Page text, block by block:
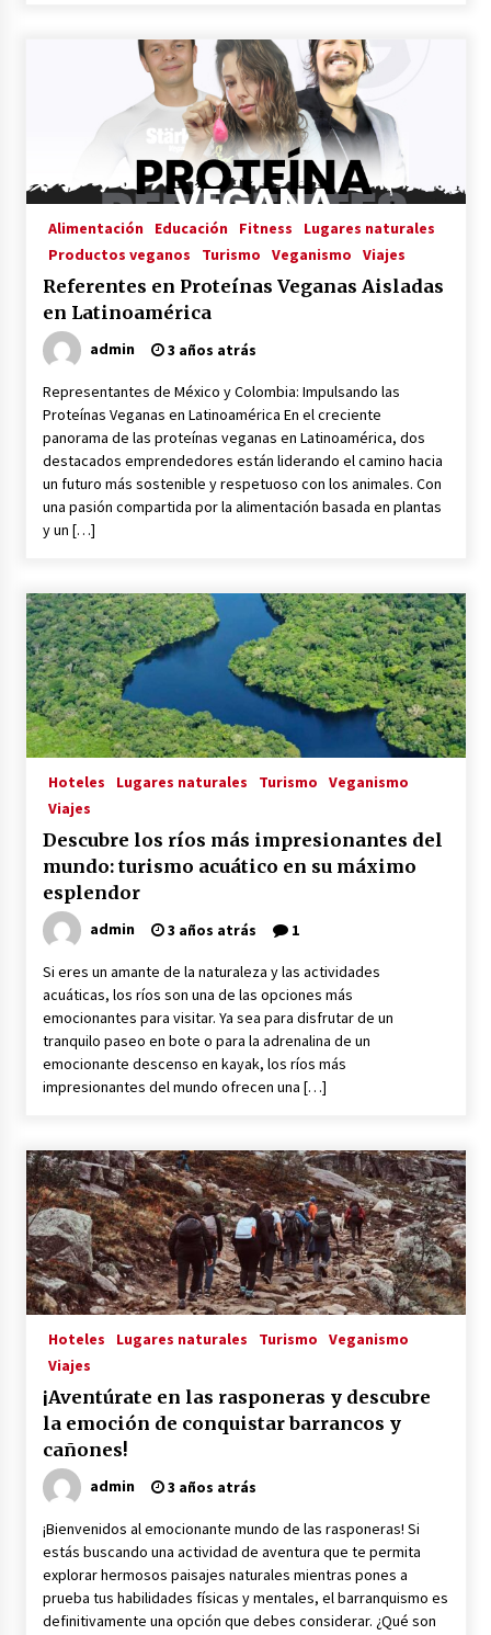
Viajeros Veganos
3 años atrás
Gwoaw: La Primera Red Social Vegana
3 años atrás
Alimentación Educación Fitness
Lugares naturales
Productos veganos
Turismo Veganismo Viajes
Referentes en Proteínas Veganas Aisladas
en Latinoamérica
admin 3 años atrás
Representantes de México y Colombia: Impulsando las
Proteínas Veganas en Latinoamérica En el creciente
panorama de las proteínas veganas en Latinoamérica, dos
destacados emprendedores están liderando el camino hacia
un futuro más sostenible y respetuoso con los animales. Con
una pasión compartida por la alimentación basada en plantas
y un […]
Hoteles Lugares naturales Turismo
Veganismo
Viajes
Descubre los ríos más impresionantes del
mundo: turismo acuático en su máximo
esplendor
admin 3 años atrás 1
Si eres un amante de la naturaleza y las actividades
acuáticas, los ríos son una de las opciones más
emocionantes para visitar. Ya sea para disfrutar de un
tranquilo paseo en bote o para la adrenalina de un
emocionante descenso en kayak, los ríos más
impresionantes del mundo ofrecen una […]
Hoteles Lugares naturales Turismo
Veganismo
Viajes
¡Aventúrate en las rasponeras y descubre
la emoción de conquistar barrancos y
cañones!
admin 3 años atrás
¡Bienvenidos al emocionante mundo de las rasponeras! Si
estás buscando una actividad de aventura que te permita
explorar hermosos paisajes naturales mientras pones a
prueba tus habilidades físicas y mentales, el barranquismo es
definitivamente una opción que debes considerar. ¿Qué son